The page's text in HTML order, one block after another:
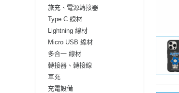
旅充、電源轉接器
Type C 線材
Lightning 線材
Micro USB 線材
多合一 線材
轉接器、轉接線
車充
充電設備